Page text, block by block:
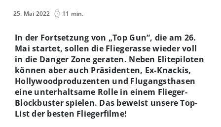
25. Mai 2022 11 min.
In der Fortsetzung von „Top Gun“, die am 26.
Mai startet, sollen die Fliegerasse wieder voll
in die Danger Zone geraten. Neben Elitepiloten
können aber auch Präsidenten, Ex-Knackis,
Hollywoodproduzenten und Flugangsthasen
eine unterhaltsame Rolle in einem Flieger-
Blockbuster spielen. Das beweist unsere Top-
List der besten Fliegerfilme!